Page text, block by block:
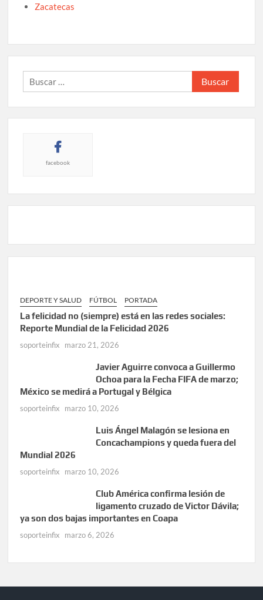
Zacatecas
Buscar:
facebook
DEPORTE Y SALUD FÚTBOL PORTADA
La felicidad no (siempre) está en las redes sociales:
Reporte Mundial de la Felicidad 2026
soporteinfix marzo 21, 2026
Javier Aguirre convoca a Guillermo
Ochoa para la Fecha FIFA de marzo;
México se medirá a Portugal y Bélgica
soporteinfix marzo 10, 2026
Luis Ángel Malagón se lesiona en
Concachampions y queda fuera del
Mundial 2026
soporteinfix marzo 10, 2026
Club América confirma lesión de
ligamento cruzado de Victor Dávila;
ya son dos bajas importantes en Coapa
soporteinfix marzo 6, 2026